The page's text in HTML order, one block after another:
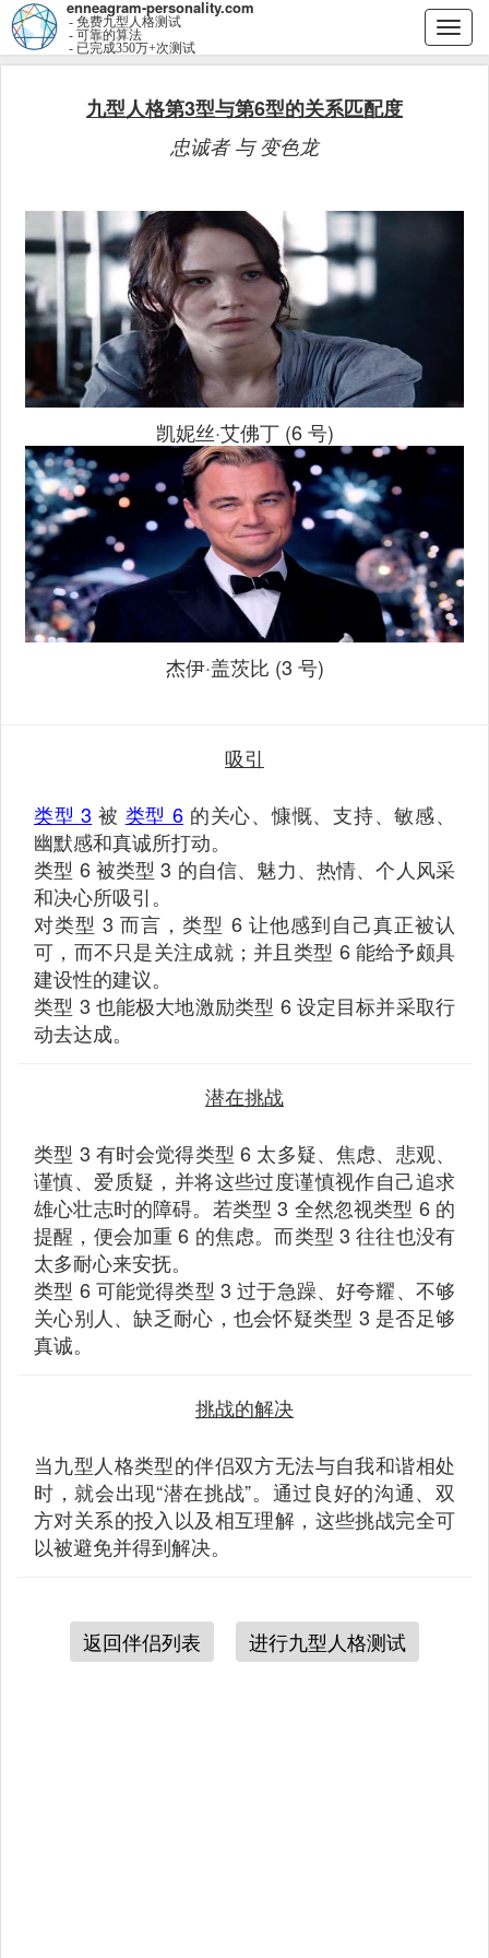
enneagram-personality.com
- 免费九型人格测试
- 可靠的算法
- 已完成350万+次测试
九型人格第3型与第6型的关系匹配度
忠诚者 与 变色龙
凯妮丝·艾佛丁 (6 号)
杰伊·盖茨比 (3 号)
吸引
类型 3 被 类型 6的关心、慷慨、支持、敏感、
幽默感和真诚所打动。
类型 6 被类型 3 的自信、魅力、热情、个人风采
和决心所吸引。
对类型 3 而言，类型 6 让他感到自己真正被认
可，而不只是关注成就；并且类型 6 能给予颇具
建设性的建议。
类型 3 也能极大地激励类型 6 设定目标并采取行
动去达成。
潜在挑战
类型 3 有时会觉得类型 6 太多疑、焦虑、悲观、
谨慎、爱质疑，并将这些过度谨慎视作自己追求
雄心壮志时的障碍。若类型 3 全然忽视类型 6 的
提醒，便会加重 6 的焦虑。而类型 3 往往也没有
太多耐心来安抚。
类型 6 可能觉得类型 3 过于急躁、好夸耀、不够
关心别人、缺乏耐心，也会怀疑类型 3 是否足够
真诚。
挑战的解决
当九型人格类型的伴侣双方无法与自我和谐相处
时，就会出现“潜在挑战”。通过良好的沟通、双
方对关系的投入以及相互理解，这些挑战完全可
以被避免并得到解决。
返回伴侣列表 进行九型人格测试